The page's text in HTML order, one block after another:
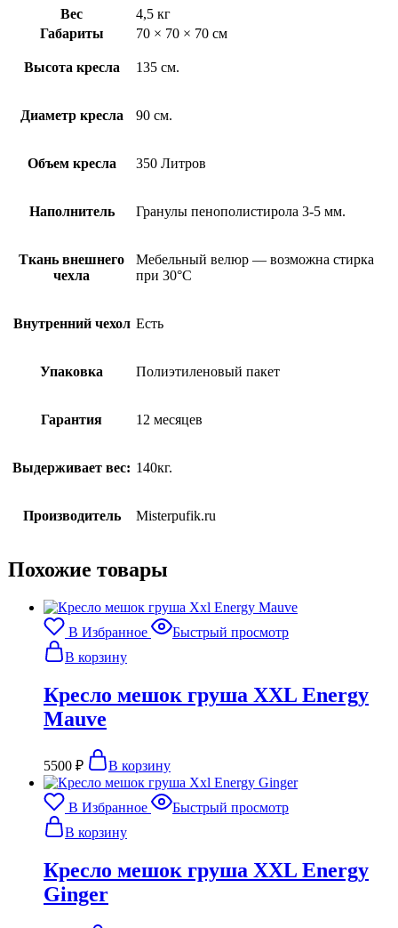
Вес
4,5 кг
Габариты
70 × 70 × 70 см
Высота кресла 135 см.
Диаметр кресла 90 см.
Объем кресла 350 Литров
Наполнитель Гранулы пенополистирола 3-5 мм.
Ткань внешнего
чехла
Мебельный велюр — возможна стирка
при 30°С
Внутренний чехол Есть
Упаковка Полиэтиленовый пакет
Гарантия 12 месяцев
Выдерживает вес: 140кг.
Производитель Misterpufik.ru
Похожие товары
В Избранное
Быстрый просмотр
В корзину
Кресло мешок груша XXL Energy
Mauve
5500 ₽ В корзину
В Избранное
Быстрый просмотр
В корзину
Кресло мешок груша XXL Energy
Ginger